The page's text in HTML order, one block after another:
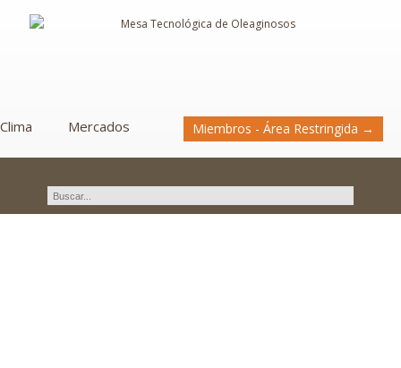
Clima Mercados Miembros - Área Restringida →